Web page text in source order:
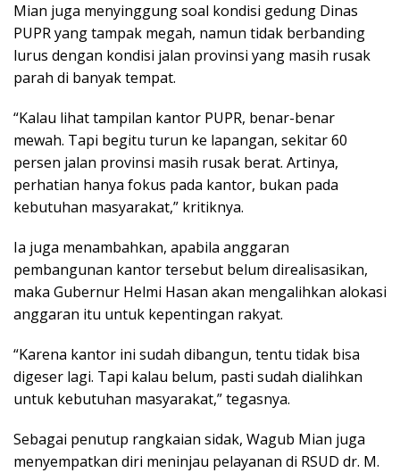
Mian juga menyinggung soal kondisi gedung Dinas
PUPR yang tampak megah, namun tidak berbanding
lurus dengan kondisi jalan provinsi yang masih rusak
parah di banyak tempat.
“Kalau lihat tampilan kantor PUPR, benar-benar
mewah. Tapi begitu turun ke lapangan, sekitar 60
persen jalan provinsi masih rusak berat. Artinya,
perhatian hanya fokus pada kantor, bukan pada
kebutuhan masyarakat,” kritiknya.
Ia juga menambahkan, apabila anggaran
pembangunan kantor tersebut belum direalisasikan,
maka Gubernur Helmi Hasan akan mengalihkan alokasi
anggaran itu untuk kepentingan rakyat.
“Karena kantor ini sudah dibangun, tentu tidak bisa
digeser lagi. Tapi kalau belum, pasti sudah dialihkan
untuk kebutuhan masyarakat,” tegasnya.
Sebagai penutup rangkaian sidak, Wagub Mian juga
menyempatkan diri meninjau pelayanan di RSUD dr. M.